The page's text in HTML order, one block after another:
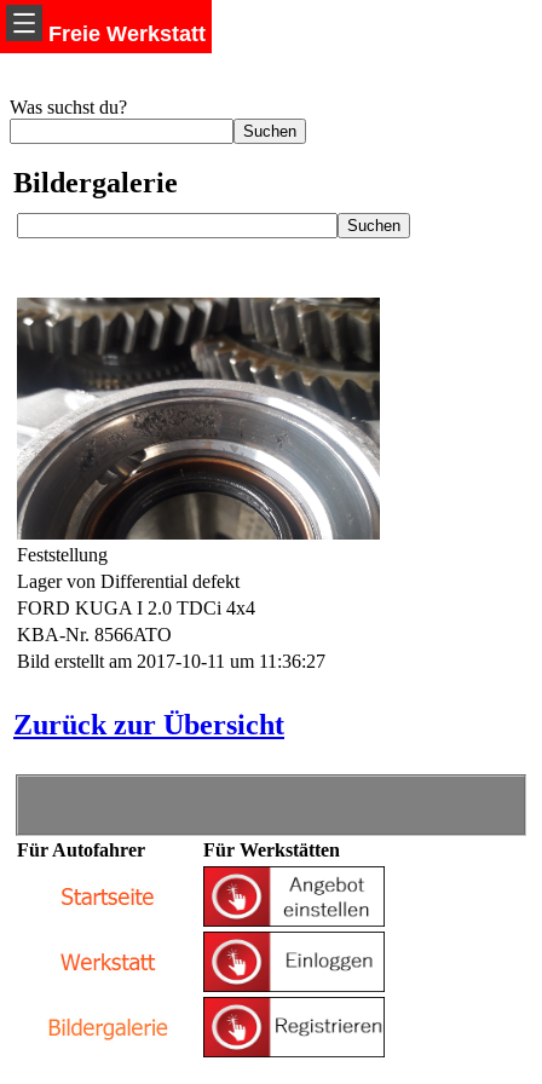
Freie Werkstatt
Was suchst du?
Bildergalerie
Feststellung
Lager von Differential defekt
FORD KUGA I 2.0 TDCi 4x4
KBA-Nr. 8566ATO
Bild erstellt am 2017-10-11 um 11:36:27
Zurück zur Übersicht
Für Autofahrer Für Werkstätten